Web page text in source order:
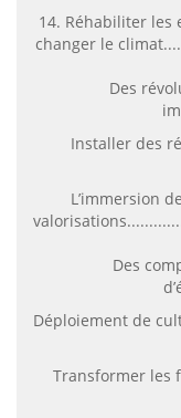
14. Réhabiliter les
changer le
Des
Installer des
L’immersion
Des
Déploiement de
Transformer les